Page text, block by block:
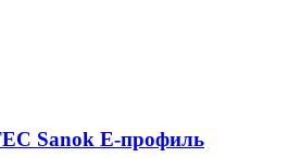
Sanok Е-профиль